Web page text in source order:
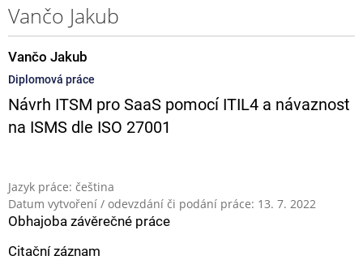
Vančo Jakub
Vančo Jakub
Diplomová práce
Návrh ITSM pro SaaS pomocí ITIL4 a návaznost
na ISMS dle ISO 27001
Jazyk práce: čeština
Datum vytvoření / odevzdání či podání práce: 13. 7. 2022
Obhajoba závěrečné práce
Citační záznam